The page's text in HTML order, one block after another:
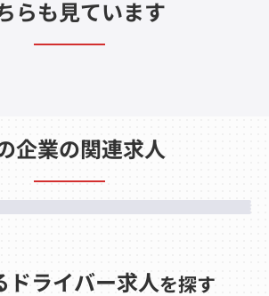
らも見ています
企業の関連求人
ドライバー求人を探す